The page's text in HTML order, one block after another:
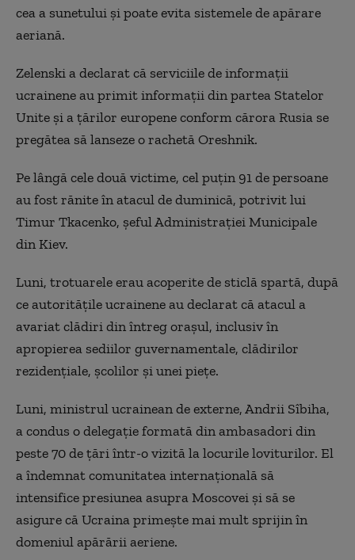
cea a sunetului și poate evita sistemele de apărare
aeriană.
Zelenski a declarat că serviciile de informații
ucrainene au primit informații din partea Statelor
Unite și a țărilor europene conform cărora Rusia se
pregătea să lanseze o rachetă Oreshnik.
Pe lângă cele două victime, cel puțin 91 de persoane
au fost rănite în atacul de duminică, potrivit lui
Timur Tkacenko, șeful Administrației Municipale
din Kiev.
Luni, trotuarele erau acoperite de sticlă spartă, după
ce autoritățile ucrainene au declarat că atacul a
avariat clădiri din întreg orașul, inclusiv în
apropierea sediilor guvernamentale, clădirilor
rezidențiale, școlilor și unei piețe.
Luni, ministrul ucrainean de externe, Andrii Sîbiha,
a condus o delegație formată din ambasadori din
peste 70 de țări într-o vizită la locurile loviturilor. El
a îndemnat comunitatea internațională să
intensifice presiunea asupra Moscovei și să se
asigure că Ucraina primește mai mult sprijin în
domeniul apărării aeriene.